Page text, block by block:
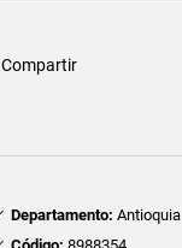
Compartir
Departamento: Antioquia